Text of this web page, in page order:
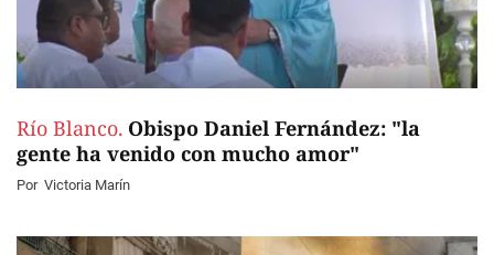
Río Blanco. Obispo Daniel Fernández: "la
gente ha venido con mucho amor"
Por Victoria Marín